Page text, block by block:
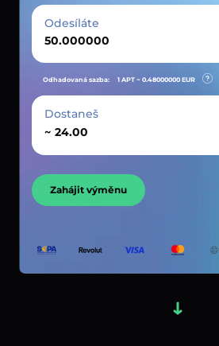
Odesíláte
Odhadovaná sazba: 1 APT ~ 0.48000000 EUR
Dostaneš
~
Zahájit výměnu